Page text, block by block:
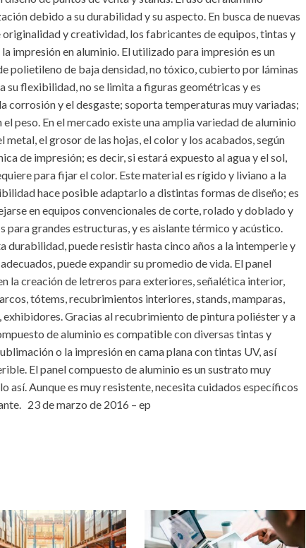
debido a su durabilidad y su aspecto. En busca de nuevas
y creatividad, los fabricantes de equipos, tintas y
impresión en aluminio. El utilizado para impresión es un
polietileno de baja densidad, no tóxico, cubierto por láminas
su flexibilidad, no se limita a figuras geométricas y es
corrosión y el desgaste; soporta temperaturas muy variadas;
peso. En el mercado existe una amplia variedad de aluminio
el grosor de las hojas, el color y los acabados, según
de impresión; es decir, si estará expuesto al agua y el sol,
para fijar el color. Este material es rígido y liviano a la
hace posible adaptarlo a distintas formas de diseño; es
en equipos convencionales de corte, rolado y doblado y
para grandes estructuras, y es aislante térmico y acústico.
durabilidad, puede resistir hasta cinco años a la intemperie y
puede expandir su promedio de vida. El panel
la creación de letreros para exteriores, señalética interior,
tótems, recubrimientos interiores, stands, mamparas,
Gracias al recubrimiento de pintura poliéster y a
de aluminio es compatible con diversas tintas y
o la impresión en cama plana con tintas UV, así
El panel compuesto de aluminio es un sustrato muy
así. Aunque es muy resistente, necesita cuidados específicos
23 de marzo de 2016 – ep